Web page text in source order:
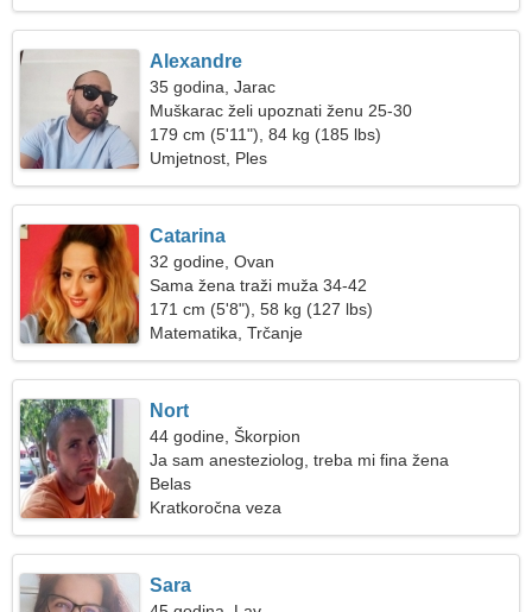
Alexandre
35 godina, Jarac
Muškarac želi upoznati ženu 25-30
179 cm (5'11"), 84 kg (185 lbs)
Umjetnost, Ples
Catarina
32 godine, Ovan
Sama žena traži muža 34-42
171 cm (5'8"), 58 kg (127 lbs)
Matematika, Trčanje
Nort
44 godine, Škorpion
Ja sam anesteziolog, treba mi fina žena
Belas
Kratkoročna veza
Sara